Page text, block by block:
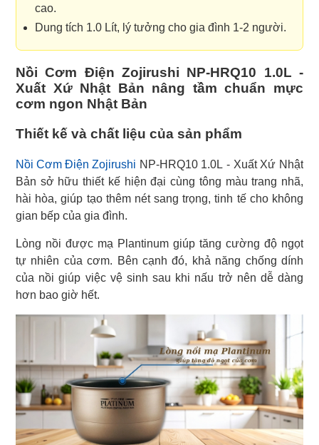
cao.
Dung tích 1.0 Lít, lý tưởng cho gia đình 1-2 người.
Nồi Cơm Điện Zojirushi NP-HRQ10 1.0L -
Xuất Xứ Nhật Bản nâng tầm chuẩn mực
cơm ngon Nhật Bản
Thiết kế và chất liệu của sản phẩm
Nồi Cơm Điện Zojirushi NP-HRQ10 1.0L - Xuất Xứ Nhật
Bản sở hữu thiết kế hiện đại cùng tông màu trang nhã,
hài hòa, giúp tạo thêm nét sang trọng, tinh tế cho không
gian bếp của gia đình.
Lòng nồi được mạ Plantinum giúp tăng cường độ ngọt
tự nhiên của cơm. Bên cạnh đó, khả năng chống dính
của nồi giúp việc vệ sinh sau khi nấu trở nên dễ dàng
hơn bao giờ hết.